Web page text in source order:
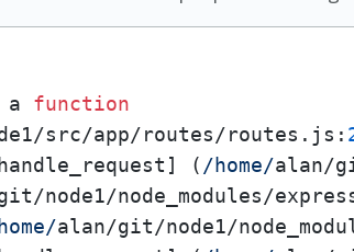
a function
src/app/routes/routes.
js :
( /home/alan/
node1/node_modules/
alan/git/node1/